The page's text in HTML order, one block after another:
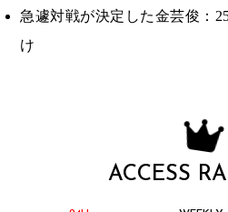
急遽対戦が決定した金芸俊：
け
ACCESS